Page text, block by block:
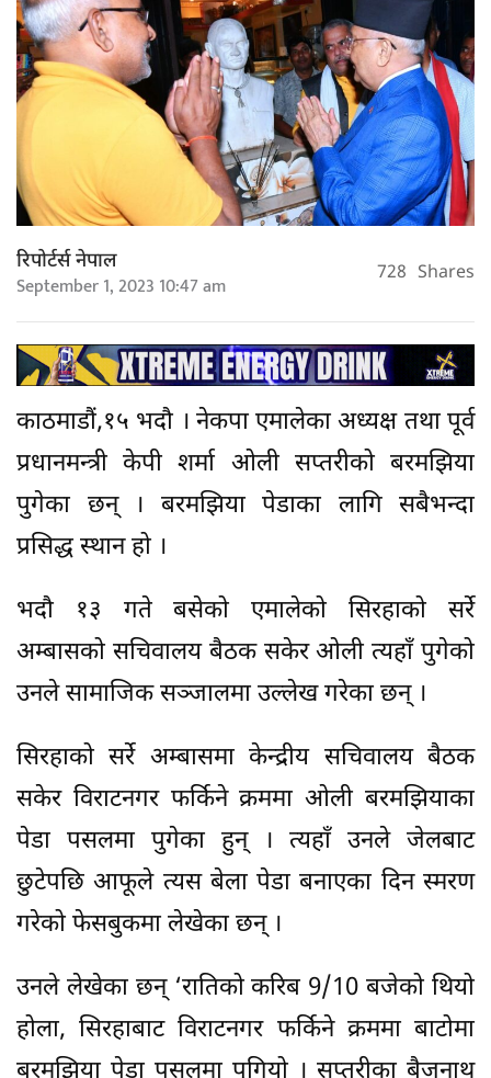
रिपोर्टर्स नेपाल
September 1, 2023 10:47 am 728 Shares
काठमाडौं,१५ भदौ । नेकपा एमालेका अध्यक्ष तथा पूर्व
प्रधानमन्त्री केपी शर्मा ओली सप्तरीको बरमझिया
पुगेका छन् । बरमझिया पेडाका लागि सबैभन्दा
प्रसिद्ध स्थान हो ।
भदौ १३ गते बसेको एमालेको सिरहाको सर्रे
अम्बासको सचिवालय बैठक सकेर ओली त्यहाँ पुगेको
उनले सामाजिक सञ्जालमा उल्लेख गरेका छन् ।
सिरहाको सर्रे अम्बासमा केन्द्रीय सचिवालय बैठक
सकेर विराटनगर फर्किने क्रममा ओली बरमझियाका
पेडा पसलमा पुगेका हुन् । त्यहाँ उनले जेलबाट
छुटेपछि आफूले त्यस बेला पेडा बनाएका दिन स्मरण
गरेको फेसबुकमा लेखेका छन् ।
उनले लेखेका छन् ‘रातिको करिब 9/10 बजेको थियो
होला, सिरहाबाट विराटनगर फर्किने क्रममा बाटोमा